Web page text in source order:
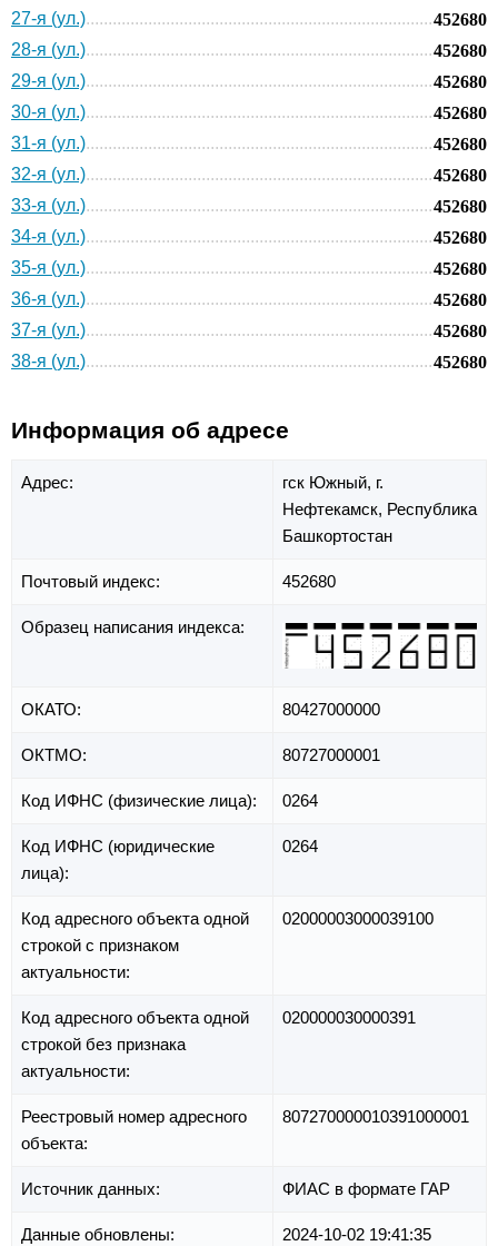
27-я (ул.)
452680
28-я (ул.)
452680
29-я (ул.)
452680
30-я (ул.)
452680
31-я (ул.)
452680
32-я (ул.)
452680
33-я (ул.)
452680
34-я (ул.)
452680
35-я (ул.)
452680
36-я (ул.)
452680
37-я (ул.)
452680
38-я (ул.)
452680
Информация об адресе
Адрес: гск Южный, г.
Нефтекамск, Республика
Башкортостан
Почтовый индекс: 452680
Образец написания индекса:
ОКАТО: 80427000000
ОКТМО: 80727000001
Код ИФНС (физические лица): 0264
Код ИФНС (юридические
лица):
0264
Код адресного объекта одной
строкой с признаком
актуальности:
02000003000039100
Код адресного объекта одной
строкой без признака
актуальности:
020000030000391
Реестровый номер адресного
объекта:
807270000010391000001
Источник данных: ФИАС в формате ГАР
Данные обновлены: 2024-10-02 19:41:35